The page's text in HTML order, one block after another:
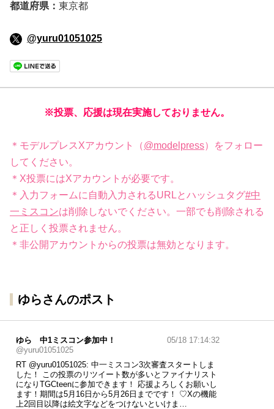
都道府県： 東京都
@yuru01051025
※投票、応援は現在実施しておりません。
＊モデルプレスXアカウント（@modelpress）をフォロー
してください。
＊X投票にはXアカウントが必要です。
＊入力フォームに自動入力されるURLとハッシュタグ#中
一ミスコンは削除しないでください。一部でも削除される
と正しく投票されません。
＊非公開アカウントからの投票は無効となります。
ゆらさんのポスト
ゆら 中1ミスコン参加中！
@yuru01051025
05/18 17:14:32
RT @yuru01051025: 中一ミスコン3次審査スタートしま
した！ この投票のリツイート数が多いとファイナリスト
になりTGCteenに参加できます！ 応援よろしくお願いし
ます！期間は5月16日から5月26日までです！ ♡Xの機能
上2回目以降は絵文字などをつけないといけま…